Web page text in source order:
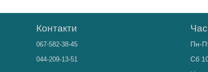
Контакти
067-582-38-45
044-209-13-51
Пн-
Сб